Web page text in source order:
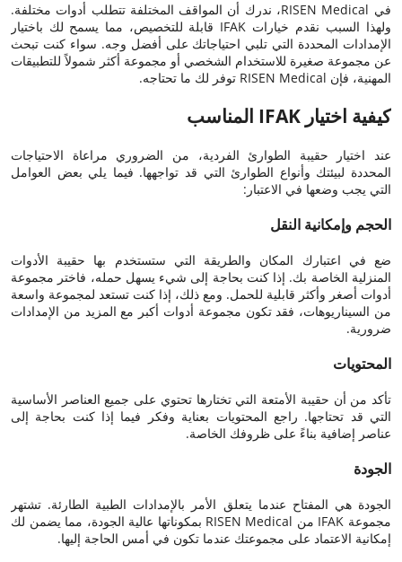
في RISEN Medical، ندرك أن المواقف المختلفة تتطلب أدوات مختلفة.
ولهذا السبب نقدم خيارات IFAK قابلة للتخصيص، مما يسمح لك باختيار
الإمدادات المحددة التي تلبي احتياجاتك على أفضل وجه. سواء كنت تبحث
عن مجموعة صغيرة للاستخدام الشخصي أو مجموعة أكثر شمولاً للتطبيقات
المهنية، فإن RISEN Medical توفر لك ما تحتاجه.
كيفية اختيار IFAK المناسب
عند اختيار حقيبة الطوارئ الفردية، من الضروري مراعاة الاحتياجات
المحددة لبيئتك وأنواع الطوارئ التي قد تواجهها. فيما يلي بعض العوامل
التي يجب وضعها في الاعتبار:
الحجم وإمكانية النقل
ضع في اعتبارك المكان والطريقة التي ستستخدم بها حقيبة الأدوات
المنزلية الخاصة بك. إذا كنت بحاجة إلى شيء يسهل حمله، فاختر مجموعة
أدوات أصغر وأكثر قابلية للحمل. ومع ذلك، إذا كنت تستعد لمجموعة واسعة
من السيناريوهات، فقد تكون مجموعة أدوات أكبر مع المزيد من الإمدادات
ضرورية.
المحتويات
تأكد من أن حقيبة الأمتعة التي تختارها تحتوي على جميع العناصر الأساسية
التي قد تحتاجها. راجع المحتويات بعناية وفكر فيما إذا كنت بحاجة إلى
عناصر إضافية بناءً على ظروفك الخاصة.
الجودة
الجودة هي المفتاح عندما يتعلق الأمر بالإمدادات الطبية الطارئة. تشتهر
مجموعة IFAK من RISEN Medical بمكوناتها عالية الجودة، مما يضمن لك
إمكانية الاعتماد على مجموعتك عندما تكون في أمس الحاجة إليها.